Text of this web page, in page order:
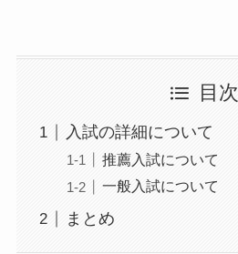
目次
入試の詳細について
推薦入試について
一般入試について
まとめ